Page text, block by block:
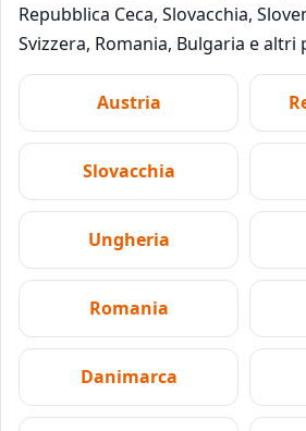
Repubblica Ceca, Slovacchia,
Svizzera, Romania, Bulgaria e altri
Austria
Slovacchia
Ungheria
Romania
Danimarca